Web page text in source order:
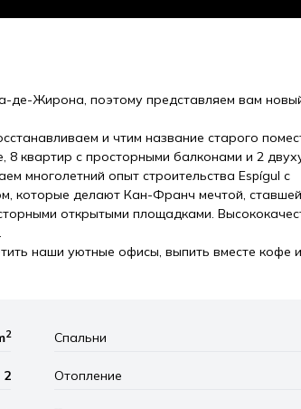
Жирона, поэтому представляем вам
и чтим название старого
квартир с просторными балконами и 2
многолетний опыт строительства Espígul с
которые делают Кан-Франч мечтой,
открытыми площадками.
наши уютные офисы, выпить вместе кофе
2 Спальни
2 Отопление